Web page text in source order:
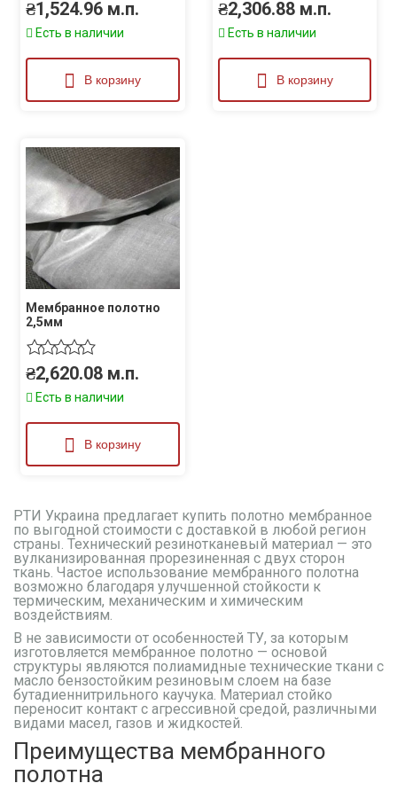
₴1,524.96 м.п.
Есть в наличии
В корзину
₴2,306.88 м.п.
Есть в наличии
В корзину
Мембранное полотно
2,5мм
₴2,620.08 м.п.
Есть в наличии
В корзину
РТИ Украина предлагает купить полотно мембранное
по выгодной стоимости с доставкой в любой регион
страны. Технический резинотканевый материал — это
вулканизированная прорезиненная с двух сторон
ткань. Частое использование мембранного полотна
возможно благодаря улучшенной стойкости к
термическим, механическим и химическим
воздействиям.
В не зависимости от особенностей ТУ, за которым
изготовляется мембранное полотно — основой
структуры являются полиамидные технические ткани с
масло бензостойким резиновым слоем на базе
бутадиеннитрильного каучука. Материал стойко
переносит контакт с агрессивной средой, различными
видами масел, газов и жидкостей.
Преимущества мембранного
полотна